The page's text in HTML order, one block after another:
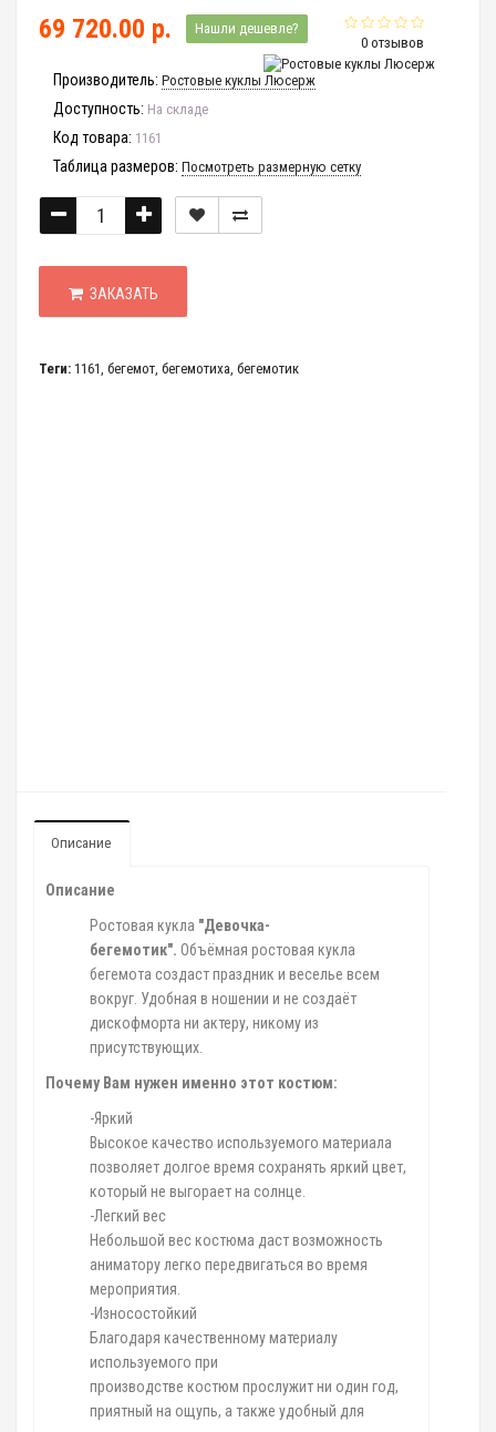
0 отзывов
69 720.00 р. Нашли дешевле?
Производитель: Ростовые куклы Люсерж
Доступность: На складе
Код товара: 1161
Таблица размеров: Посмотреть размерную сетку
ЗАКАЗАТЬ
Теги: 1161 бегемот бегемотиха бегемотик
Описание
Описание
Ростовая кукла "Девочка-
бегемотик". Объёмная ростовая кукла
бегемота создаст праздник и веселье всем
вокруг. Удобная в ношении и не создаёт
дискофморта ни актеру, никому из
присутствующих.
Почему Вам нужен именно этот костюм:
-Яркий
Высокое качество используемого материала
позволяет долгое время сохранять яркий цвет,
который не выгорает на солнце.
-Легкий вес
Небольшой вес костюма даст возможность
аниматору легко передвигаться во время
мероприятия.
-Износостойкий
Благодаря качественному материалу
используемого при
производстве костюм прослужит ни один год,
приятный на ощупь, а также удобный для